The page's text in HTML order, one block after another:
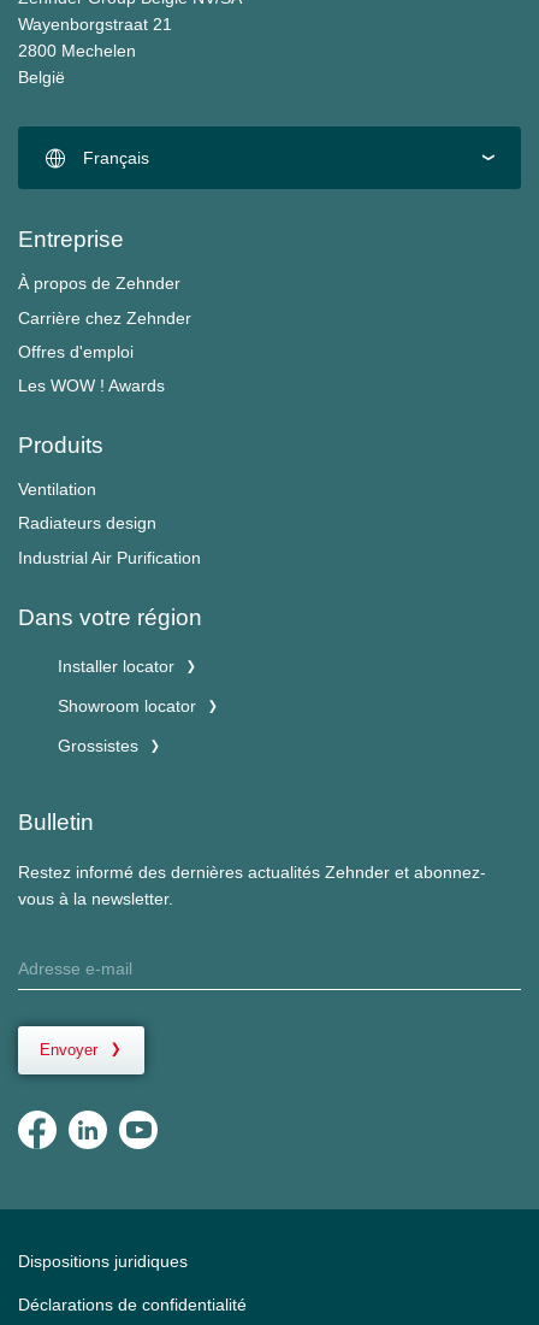
Wayenborgstraat 21
2800 Mechelen
België
Français
Entreprise
À propos de Zehnder
Carrière chez Zehnder
Offres d'emploi
Les WOW ! Awards
Produits
Ventilation
Radiateurs design
Industrial Air Purification
Dans votre région
Installer locator
Showroom locator
Grossistes
Bulletin
Restez informé des dernières actualités Zehnder et abonnez-
vous à la newsletter.
Envoyer
Dispositions juridiques
Déclarations de confidentialité